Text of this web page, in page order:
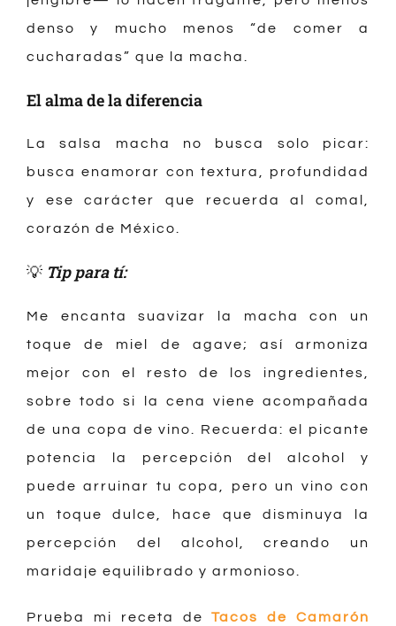
denso y mucho menos “de comer a
cucharadas” que la macha.
El alma de la diferencia
La salsa macha no busca solo picar:
busca enamorar con textura, profundidad
y ese carácter que recuerda al comal,
corazón de México.
💡 Tip para tí:
Me encanta suavizar la macha con un
toque de miel de agave; así armoniza
mejor con el resto de los ingredientes,
sobre todo si la cena viene acompañada
de una copa de vino. Recuerda: el picante
potencia la percepción del alcohol y
puede arruinar tu copa, pero un vino con
un toque dulce, hace que disminuya la
percepción del alcohol, creando un
maridaje equilibrado y armonioso.
Prueba mi receta deTacos de Camarón